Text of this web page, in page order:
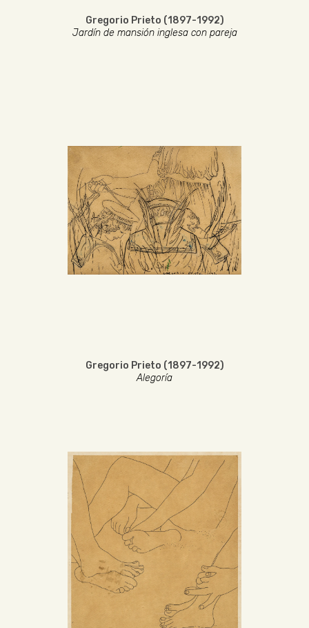
Gregorio Prieto (1897-1992)
Jardín de mansión inglesa con pareja
Gregorio Prieto (1897-1992)
Alegoría